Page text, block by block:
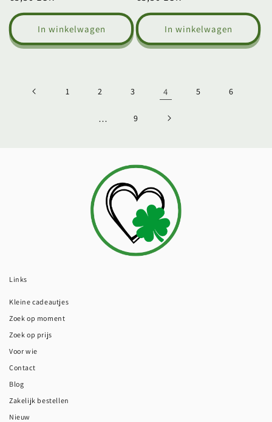
prijs
In winkelwagen
prijs
In winkelwagen
1 2 3 4 5 6
… 9
Links
Kleine cadeautjes
Zoek op moment
Zoek op prijs
Voor wie
Contact
Blog
Zakelijk bestellen
Nieuw